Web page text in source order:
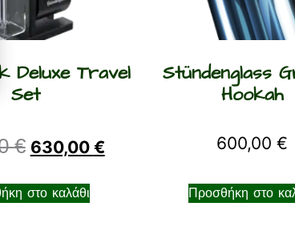
Deluxe Travel
Set
€ 630,00 €
στο καλάθι
Stündenglass
Hookah
600,00 €
Προσθήκη στο